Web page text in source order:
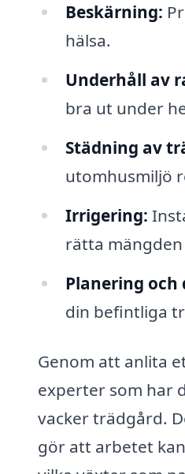
Beskärning:
hälsa.
Underhåll av
bra ut under
Städning av
utomhusmiljö
Irrigering:
rätta
Planering och
din befintliga
Genom att anlita
experter som har
vacker trädgård.
gör att arbetet